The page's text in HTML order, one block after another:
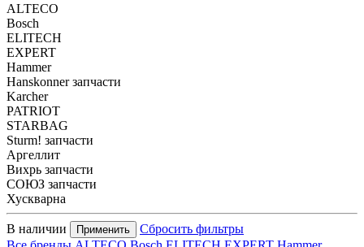
ALTECO
Bosch
ELITECH
EXPERT
Hammer
Hanskonner запчасти
Karcher
PATRIOT
STARBAG
Sturm! запчасти
Аргеллит
Вихрь запчасти
СОЮЗ запчасти
Хускварна
В наличии Применить
Сбросить фильтры